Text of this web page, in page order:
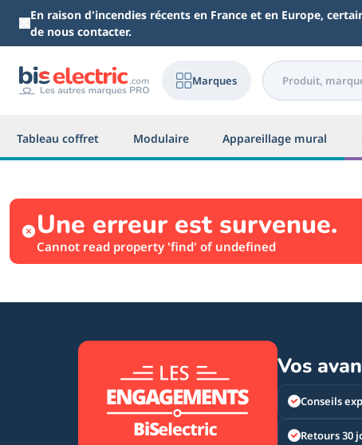
Aller au contenu principal
En raison d'incendies récents en France et en Europe,
de nous contacter.
Marques
Tableau coffret Modulaire Appareillage mural
Une erreur est survenue.
Cannot read property 'find' of undefined
Vos
Conseils
Retours 30